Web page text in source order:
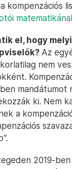
kompenzációs
el, hogy
Az
nem
mandátumot
ki. Nem
a
2019-